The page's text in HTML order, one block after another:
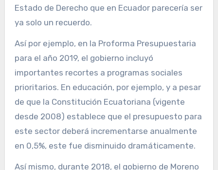
Estado de Derecho que en Ecuador parecería ser
ya solo un recuerdo.
Así por ejemplo, en la Proforma Presupuestaria
para el año 2019, el gobierno incluyó
importantes recortes a programas sociales
prioritarios. En educación, por ejemplo, y a pesar
de que la Constitución Ecuatoriana (vigente
desde 2008) establece que el presupuesto para
este sector deberá incrementarse anualmente
en 0,5%, este fue disminuido dramáticamente.
Así mismo, durante 2018, el gobierno de Moreno